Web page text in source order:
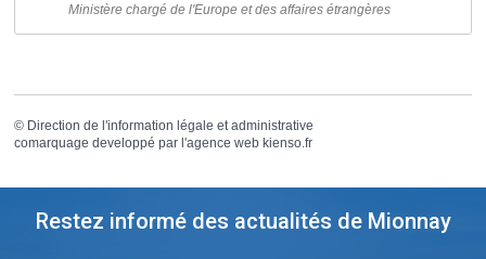
Ministère chargé de l'Europe et des affaires étrangères
© Direction de l'information légale et administrative
comarquage developpé par l'agence web kienso.fr
Restez informé des actualités de Mionnay